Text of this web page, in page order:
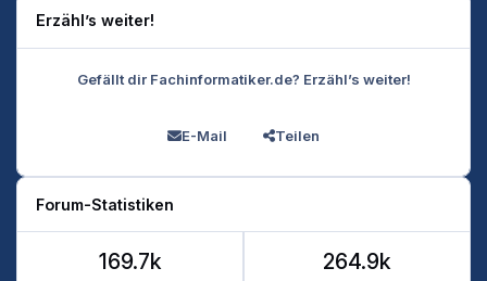
Erzähl’s weiter!
Gefällt dir Fachinformatiker.de? Erzähl’s weiter!
E-Mail Teilen
Forum-Statistiken
169.7k 264.9k